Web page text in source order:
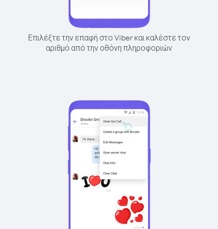
Επιλέξτε την επαφή στο Viber και καλέστε τον
αριθμό από την οθόνη πληροφοριών